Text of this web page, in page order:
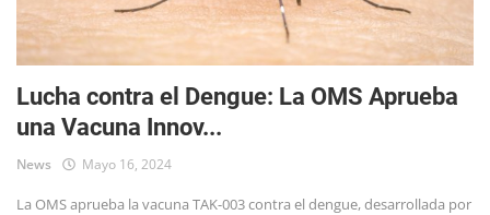
Economía
Espetáculos
Negocios
Tecnología
Lucha contra el Dengue: La OMS Aprueba
una Vacuna Innov...
News Mayo 16, 2024
La OMS aprueba la vacuna TAK-003 contra el dengue, desarrollada por